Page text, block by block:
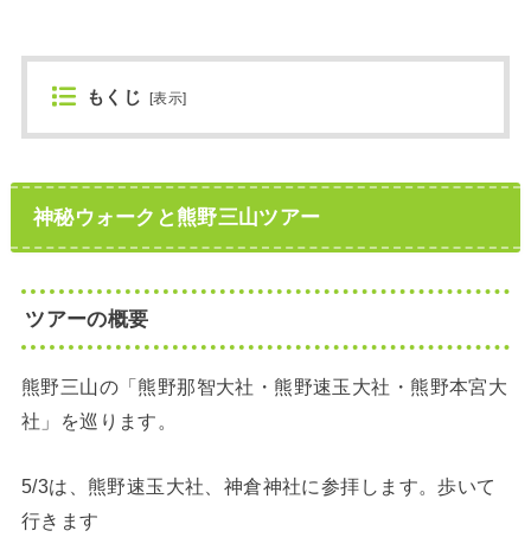
もくじ [表示]
神秘ウォークと熊野三山ツアー
ツアーの概要
熊野三山の「熊野那智大社・熊野速玉大社・熊野本宮大
社」を巡ります。
5/3は、熊野速玉大社、神倉神社に参拝します。歩いて
行きます